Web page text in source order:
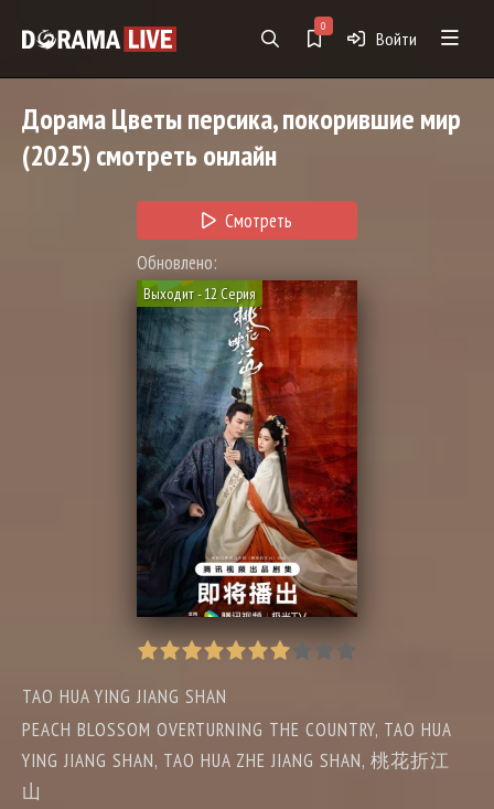
0
Войти
ДорамаЦветы персика, покорившие мир
(2025) смотреть онлайн
Смотреть
Обновлено:
Выходит - 12 Серия
TAO HUA YING JIANG SHAN
PEACH BLOSSOM OVERTURNING THE COUNTRY, TAO HUA
YING JIANG SHAN, TAO HUA ZHE JIANG SHAN, 桃花折江
山